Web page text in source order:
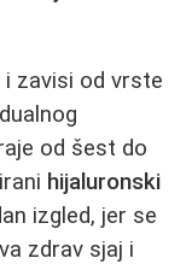
i zavisi od vrste
od šest do
hijaluronski
izgled, jer se
zdrav sjaj i